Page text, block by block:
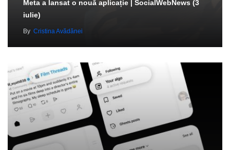
Meta a lansat o nouă aplicație | SocialWebNews (3
iulie)
By Cristina Avădănei